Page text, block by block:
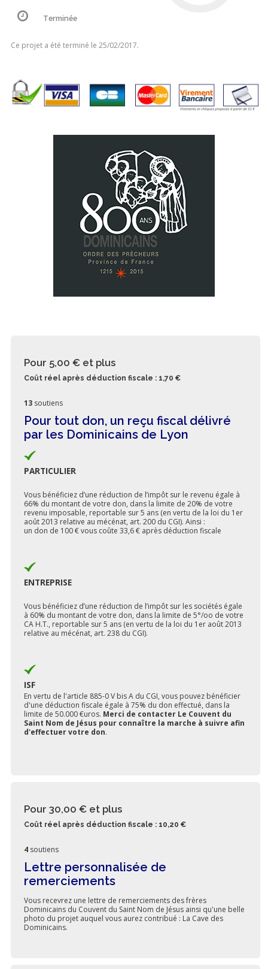
Terminée
Ce projet a été terminé le 25/02/2017.
Pour 5,00 € et plus
Coût réel après déduction fiscale : 1,70 €
13 soutiens
Pour tout don, un reçu fiscal délivré
par les Dominicains de Lyon
PARTICULIER
Vous bénéficiez d’une réduction de l’impôt sur le revenu égale à
66% du montant de votre don, dans la limite de 20% de votre
revenu imposable, reportable sur 5 ans (en vertu de la loi du 1er
août 2013 relative au mécénat, art. 200 du CGI). Ainsi :
un don de 100 € vous coûte 33,6 € après déduction fiscale
ENTREPRISE
Vous bénéficiez d’une réduction de l’impôt sur les sociétés égale
à 60% du montant de votre don, dans la limite de 5°/oo de votre
CA H.T., reportable sur 5 ans (en vertu de la loi du 1er août 2013
relative au mécénat, art. 238 du CGI).
ISF
En vertu de l'article 885-0 V bis A du CGI, vous pouvez bénéficier
d'une déduction fiscale égale à 75% du don effectué, dans la
limite de 50.000 €uros. Merci de contacter Le Couvent du
Saint Nom de Jésus pour connaître la marche à suivre afin
d'effectuer votre don.
Pour 30,00 € et plus
Coût réel après déduction fiscale : 10,20 €
4 soutiens
Lettre personnalisée de
remerciements
Vous recevrez une lettre de remerciements des frères
Dominicains du Couvent du Saint Nom de Jésus ainsi qu'une belle
photo du projet auquel vous aurez contribué : La Cave des
Dominicains.